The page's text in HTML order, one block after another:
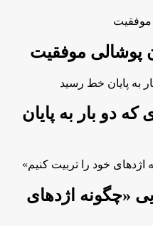
پوشالی موفقیت
دو بار به پایان
«چگونه اژدهای